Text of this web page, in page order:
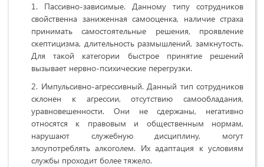
Пассивно-зависимые. Данному типу сотрудников
свойственна заниженная самооценка, наличие страха
принимать самостоятельные решения, проявление
скептицизма, длительность размышлений, замкнутость.
Для такой категории быстрое принятие решений
вызывает нервно-психические перегрузки.
Импульсивно-агрессивный. Данный тип сотрудников
склонен к агрессии, отсутствию самообладания,
уравновешенности. Они не сдержаны, негативно
относятся к правовым и общественным нормам,
нарушают служебную дисциплину, могут
злоупотреблять алкоголем. Их адаптация к условиям
службы проходит более тяжело.